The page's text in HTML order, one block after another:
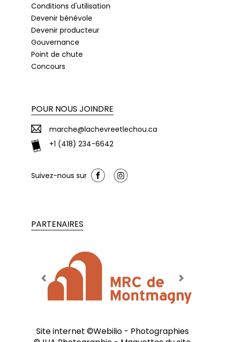
Conditions d'utilisation
Devenir bénévole
Devenir producteur
Gouvernance
Point de chute
Concours
POUR NOUS JOINDRE
marche@lachevreetlechou.ca
+1 (418) 234-6642
Suivez-nous sur
PARTENAIRES
Previous Next
Site internet ©Webilio- Photographies